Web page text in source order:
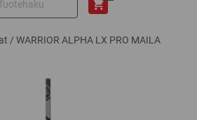
/ WARRIOR ALPHA LX PRO MAILA